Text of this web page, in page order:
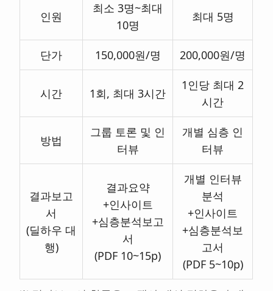
인원
최소 3명~최대
10명
최대 5명
단가 150,000원/명 200,000원/명
시간 1회, 최대 3시간
1인당 최대 2
시간
방법
그룹 토론 및 인
터뷰
개별 심층 인
터뷰
결과보고
서
(딜하우 대
행)
결과요약
+인사이트
+심층분석보고
서
(PDF 10~15p)
개별 인터뷰
분석
+인사이트
+심층분석보
고서
(PDF 5~10p)